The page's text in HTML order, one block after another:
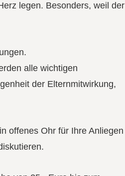
legen. Besonders, weil der
alle wichtigen
der Elternmitwirkung,
offenes Ohr für Ihre Anliegen